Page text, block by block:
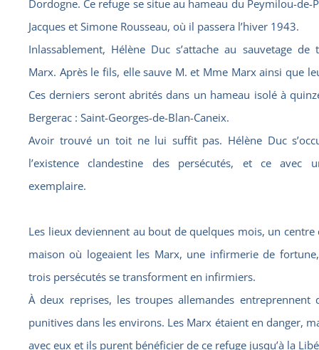
Dordogne. Ce refuge se situe au hameau du Peymilou-de-
Jacques et Simone Rousseau, où il passera l’hiver 1943.
Inlassablement, Hélène Duc s’attache au sauvetage
Marx. Après le fils, elle sauve M. et Mme Marx ainsi que
Ces derniers seront abrités dans un hameau isolé à
Bergerac : Saint-Georges-de-Blan-Caneix.
Avoir trouvé un toit ne lui suffit pas. Hélène Duc
l’existence clandestine des persécutés, et ce avec
exemplaire.
Les lieux deviennent au bout de quelques mois, un
maison où logeaient les Marx, une infirmerie de
trois persécutés se transforment en infirmiers.
À deux reprises, les troupes allemandes entreprennent
punitives dans les environs. Les Marx étaient en danger,
avec eux et ils purent bénéficier de ce refuge jusqu’à la